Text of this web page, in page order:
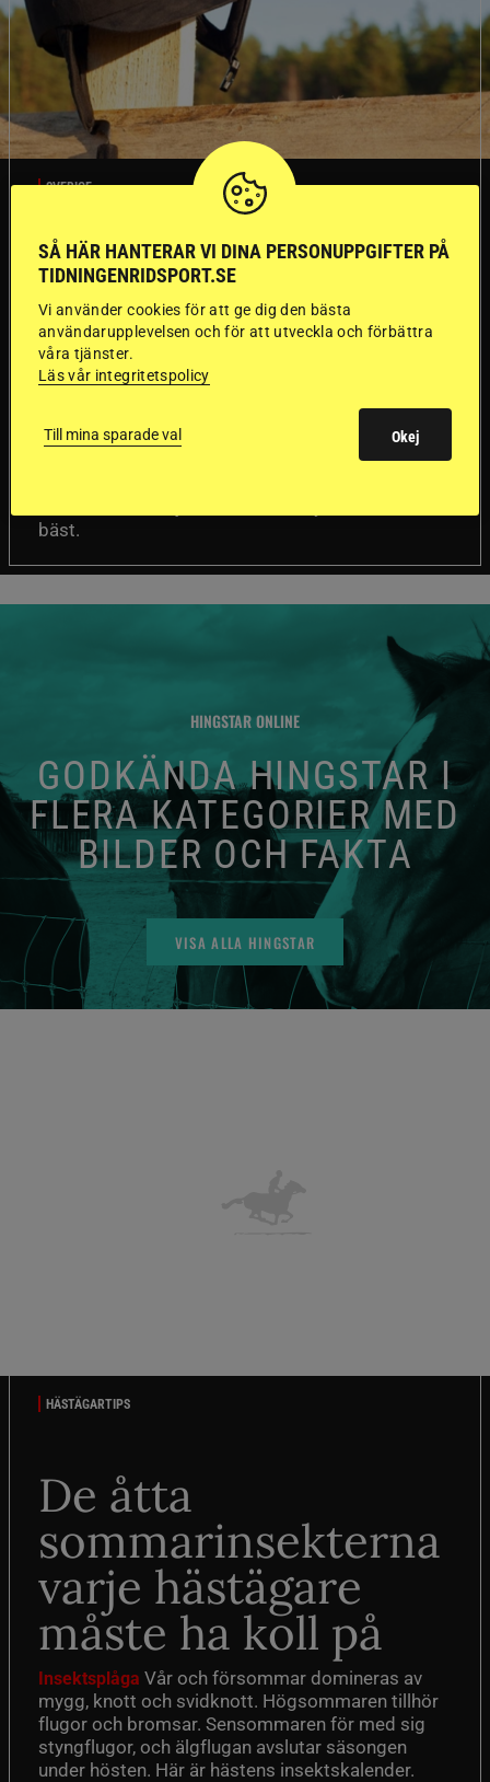
SVERIGE
Dyraste
ridhjälmarna blev
sämst i test
Försäkringsbolaget
Folksam har testat 15 ridhjälmar i olika
prisklasser för att se vilken som är den säkraste.
bäst.
HINGSTAR ONLINE
GODKÄNDA HINGSTAR I
FLERA KATEGORIER MED
BILDER OCH FAKTA
VISA ALLA HINGSTAR
HÄSTÄGARTIPS
De åtta
sommarinsekterna
varje hästägare
måste ha koll på
Insektsplåga Vår och försommar domineras av
mygg, knott och svidknott. Högsommaren tillhör
flugor och bromsar. Sensommaren för med sig
styngflugor, och älgflugan avslutar säsongen
under hösten. Här är hästens insektskalender.
SÅ HÄR HANTERAR VI DINA PERSONUPPGIFTER PÅ
TIDNINGENRIDSPORT.SE
Vi använder cookies för att ge dig den bästa
användarupplevelsen och för att utveckla och förbättra
våra tjänster.
Läs vår integritetspolicy
Till mina sparade val Okej